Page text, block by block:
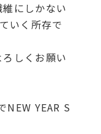
にしかない
いく所存で
しくお願い
NEW YEAR S